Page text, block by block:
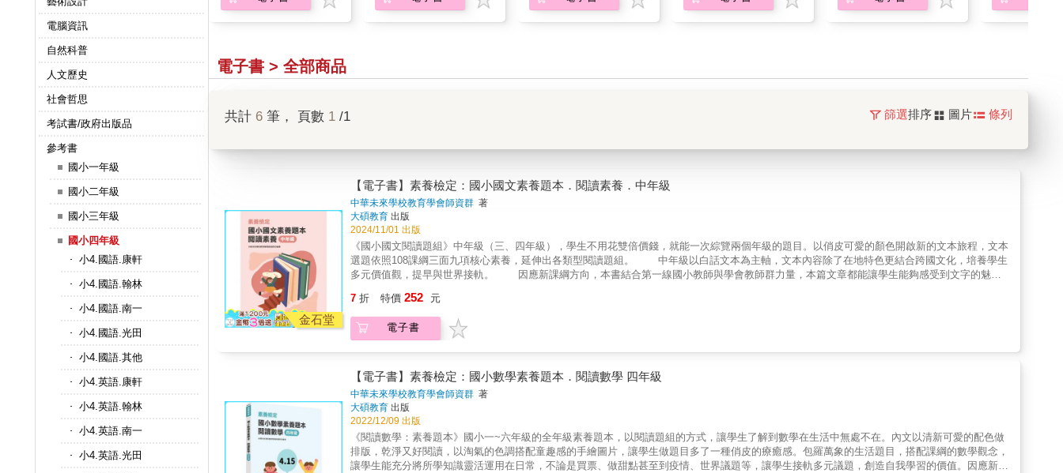
電腦資訊
自然科普
人文歷史
社會哲思
考試書/政府出版品
參考書
國小一年級
國小二年級
國小三年級
國小四年級
小4.國語.康軒
小4.國語.翰林
小4.國語.南一
小4.國語.光田
小4.國語.其他
小4.英語.康軒
小4.英語.翰林
小4.英語.南一
小4.英語.光田
電子書 > 全部商品
共計 6 筆， 頁數 1 /1 篩選排序 圖片 條列
金石堂
【電子書】素養檢定：國小國文素養題本．閱讀素養．中年級
中華未來學校教育學會師資群 著
大碩教育 出版
2024/11/01 出版
《國小國文閱讀題組》中年級（三、四年級），學生不用花雙倍價錢，就能一次綜覽兩個年級的題目。以俏皮可愛的顏色開啟新的文本旅程，文本
選題依照108課綱三面九項核心素養，延伸出各類型閱讀題組。 中年級以白話文本為主軸，文本內容除了在地特色更結合跨國文化，培養學生
多元價值觀，提早與世界接軌。 因應新課綱方向，本書結合第一線國小教師與學會教師群力量，本篇文章都能讓學生能夠感受到文字的魅
程中掌握學習情形，為未來的素養做好準備。 素養其實並不難！5大看點快速掌握要領 1.趣味性文本引發閱讀動機 2.引導學生循序漸
進地思考 3.充分掌握自我學習的狀況 4.練習題目以鞏固素養要點 5.詳盡的解題觀念一看就懂 現今「素養」正是生活與未來升學的
關鍵，此書將帶領國小生先行理解素養概念，並透過綜合練習的方式，希望提升國小生閱讀思維能力，對於未來學習都是一大幫助。
7 折 特價 252 元
電子書
【電子書】素養檢定：國小數學素養題本．閱讀數學 四年級
中華未來學校教育學會師資群 著
大碩教育 出版
2022/12/09 出版
《閱讀數學：素養題本》國小一~六年級的全年級素養題本，以閱讀題組的方式，讓學生了解到數學在生活中無處不在。內文以清新可愛的配色做
排版，乾淨又好閱讀，以淘氣的色調搭配童趣感的手繪圖片，讓學生做題目多了一種俏皮的療癒感。包羅萬象的生活題目，搭配課綱的數學觀念，
讓學生能充分將所學知識靈活運用在日常，不論是買票、做甜點甚至到疫情、世界議題等，讓學生接軌多元議題，創造自我學習的價值。因應新課